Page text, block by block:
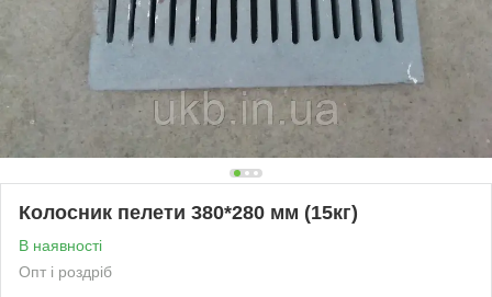
Колосник пелети 380*280 мм (15кг)
В наявності
Опт і роздріб